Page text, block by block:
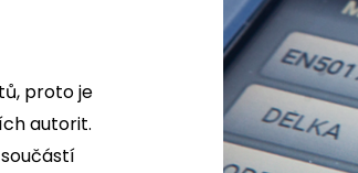
proto je
autorit.